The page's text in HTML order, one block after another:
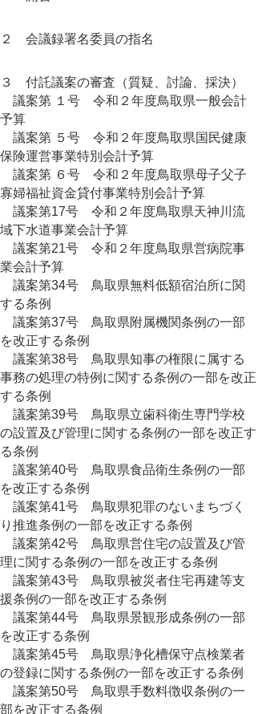
２ 会議録署名委員の指名
３ 付託議案の審査（質疑、討論、採決）
議案第 １号 令和２年度鳥取県一般会計
予算
議案第 ５号 令和２年度鳥取県国民健康
保険運営事業特別会計予算
議案第 ６号 令和２年度鳥取県母子父子
寡婦福祉資金貸付事業特別会計予算
議案第17号 令和２年度鳥取県天神川流
域下水道事業会計予算
議案第21号 令和２年度鳥取県営病院事
業会計予算
議案第34号 鳥取県無料低額宿泊所に関
する条例
議案第37号 鳥取県附属機関条例の一部
を改正する条例
議案第38号 鳥取県知事の権限に属する
事務の処理の特例に関する条例の一部を改正
する条例
議案第39号 鳥取県立歯科衛生専門学校
の設置及び管理に関する条例の一部を改正す
る条例
議案第40号 鳥取県食品衛生条例の一部
を改正する条例
議案第41号 鳥取県犯罪のないまちづく
り推進条例の一部を改正する条例
議案第42号 鳥取県営住宅の設置及び管
理に関する条例の一部を改正する条例
議案第43号 鳥取県被災者住宅再建等支
援条例の一部を改正する条例
議案第44号 鳥取県景観形成条例の一部
を改正する条例
議案第45号 鳥取県浄化槽保守点検業者
の登録に関する条例の一部を改正する条例
議案第50号 鳥取県手数料徴収条例の一
部を改正する条例